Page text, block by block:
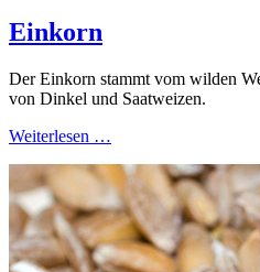
Einkorn
Der Einkorn stammt vom wilden
von Dinkel und Saatweizen.
Weiterlesen …